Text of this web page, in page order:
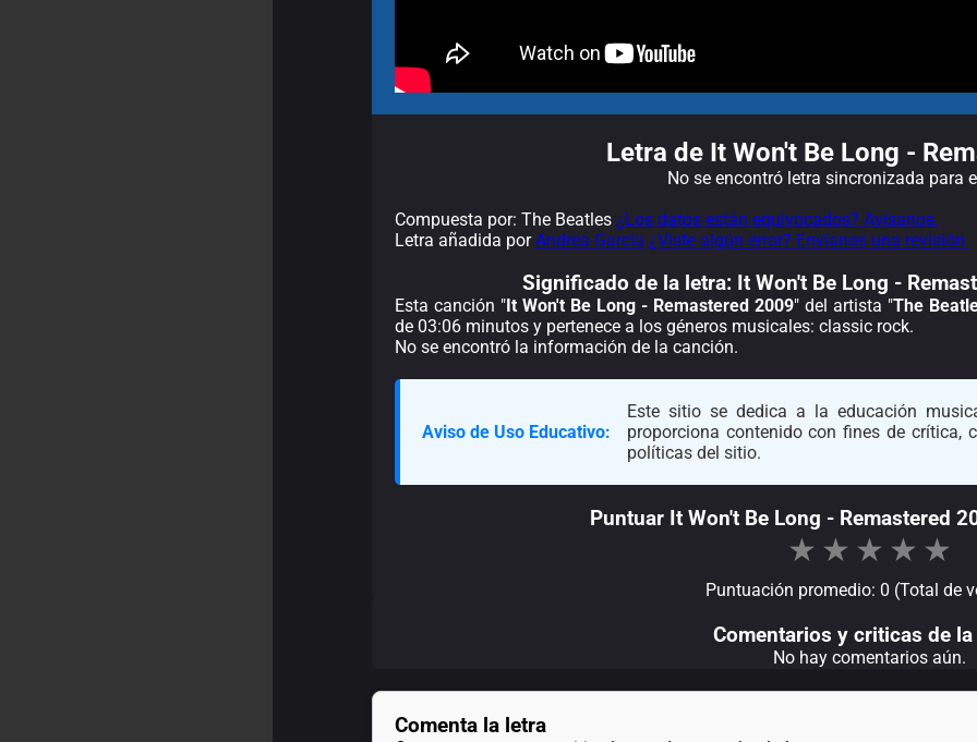
Letra de It Won't Be Long -
No se encontró letra sincronizada para
Compuesta por: The Beatles ¿Los datos están equivocados? Avísanos.
Letra añadida porAndrea Garcia ¿Viste algún error? Envíanos una revisión.
Significado de la letra: It Won't Be Long -
Esta canción "It Won't Be Long - Remastered 2009" del artista "The
de 03:06 minutos y pertenece a los géneros musicales: classic rock.
No se encontró la información de la canción.
Aviso de Uso Educativo:
Este sitio se dedica a la educación
proporciona contenido con fines de crítica,
políticas del sitio.
Puntuar It Won't Be Long - Remastered
★ ★ ★ ★ ★
Puntuación promedio: 0 (Total de
Comentarios y criticas de la
No hay comentarios aún.
Comenta la letra